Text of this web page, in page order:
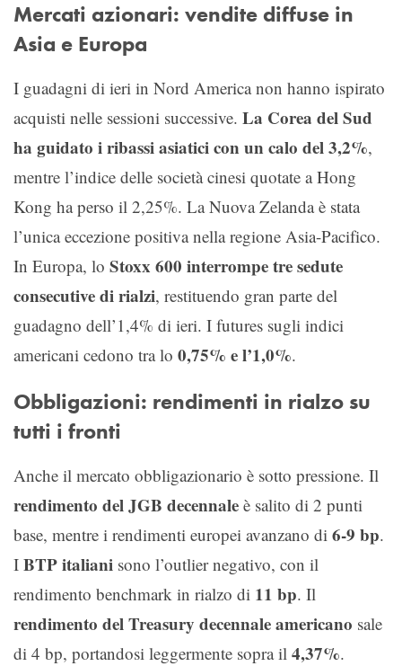
Mercati azionari: vendite diffuse in
Asia e Europa
I guadagni di ieri in Nord America non hanno ispirato
acquisti nelle sessioni successive. La Corea del Sud
ha guidato i ribassi asiatici con un calo del 3,2%,
mentre l’indice delle società cinesi quotate a Hong
Kong ha perso il 2,25%. La Nuova Zelanda è stata
l’unica eccezione positiva nella regione Asia-Pacifico.
In Europa, lo Stoxx 600 interrompe tre sedute
consecutive di rialzi, restituendo gran parte del
guadagno dell’1,4% di ieri. I futures sugli indici
americani cedono tra lo 0,75% e l’1,0%.
Obbligazioni: rendimenti in rialzo su
tutti i fronti
Anche il mercato obbligazionario è sotto pressione. Il
rendimento del JGB decennale è salito di 2 punti
base, mentre i rendimenti europei avanzano di 6-9 bp.
I BTP italiani sono l’outlier negativo, con il
rendimento benchmark in rialzo di 11 bp. Il
rendimento del Treasury decennale americano sale
di 4 bp, portandosi leggermente sopra il 4,37%.